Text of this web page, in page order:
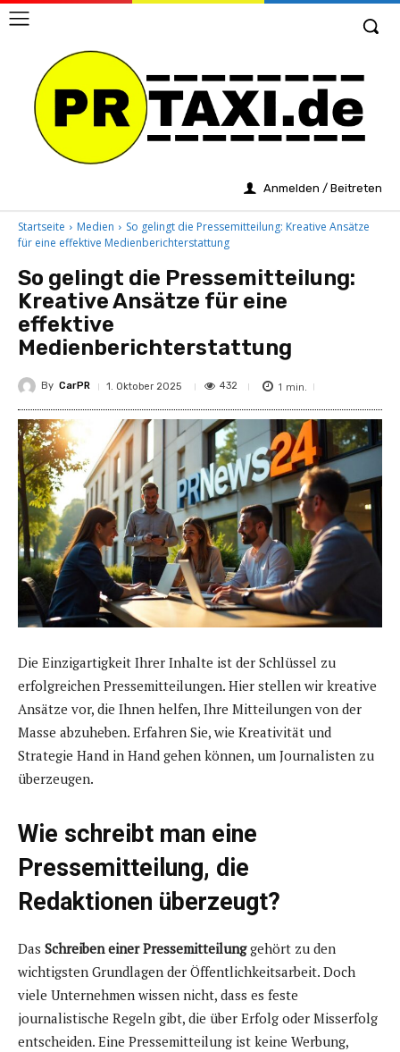
Anmelden / Beitreten
Startseite Medien
So gelingt die Pressemitteilung: Kreative Ansätze
für eine effektive Medienberichterstattung
So gelingt die Pressemitteilung:
Kreative Ansätze für eine
effektive
Medienberichterstattung
By CarPR 1. Oktober 2025 432 1 min.
Die Einzigartigkeit Ihrer Inhalte ist der Schlüssel zu
erfolgreichen Pressemitteilungen. Hier stellen wir kreative
Ansätze vor, die Ihnen helfen, Ihre Mitteilungen von der
Masse abzuheben. Erfahren Sie, wie Kreativität und
Strategie Hand in Hand gehen können, um Journalisten zu
überzeugen.
Wie schreibt man eine
Pressemitteilung, die
Redaktionen überzeugt?
Das Schreiben einer Pressemitteilunggehört zu den
wichtigsten Grundlagen der Öffentlichkeitsarbeit. Doch
viele Unternehmen wissen nicht, dass es feste
journalistische Regeln gibt, die über Erfolg oder Misserfolg
entscheiden. Eine Pressemitteilung ist keine Werbung,